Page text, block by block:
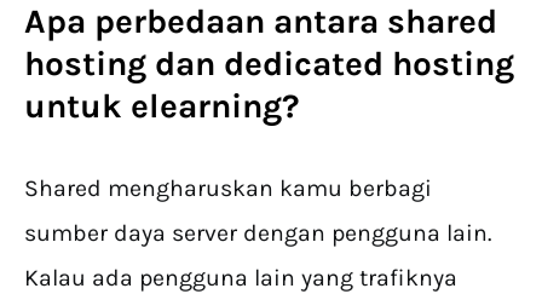
Apa perbedaan antara shared
hosting dan dedicated hosting
untuk elearning?
Shared mengharuskan kamu berbagi
sumber daya server dengan pengguna lain.
Kalau ada pengguna lain yang trafiknya